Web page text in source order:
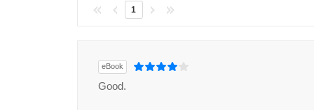
1
eBook
Good.